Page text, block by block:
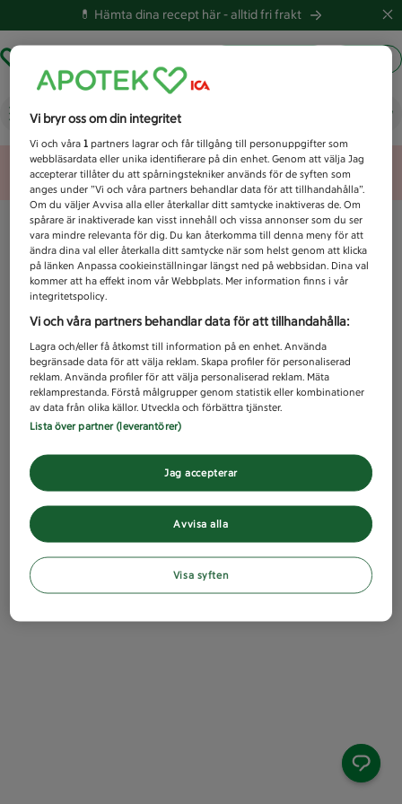
💊 Hämta dina recept här -alltid fri frakt
Vad letar du efter idag?
Unknown error
Vi bryr oss om din integritet
Vi och våra1 partners lagrar och får tillgång till personuppgifter som
webbläsardata eller unika identifierare på din enhet. Genom att välja Jag
accepterar tillåter du att spårningstekniker används för de syften som
anges under ”Vi och våra partners behandlar data för att tillhandahålla”.
Om du väljer Avvisa alla eller återkallar ditt samtycke inaktiveras de. Om
spårare är inaktiverade kan visst innehåll och vissa annonser som du ser
vara mindre relevanta för dig. Du kan återkomma till denna meny för att
ändra dina val eller återkalla ditt samtycke när som helst genom att klicka
på länken Anpassa cookieinställningar längst ned på webbsidan. Dina val
kommer att ha effekt inom vår Webbplats. Mer information finns i vår
integritetspolicy.
Vi och våra partners behandlar data för att tillhandahålla:
Lagra och/eller få åtkomst till information på en enhet. Använda
begränsade data för att välja reklam. Skapa profiler för personaliserad
reklam. Använda profiler för att välja personaliserad reklam. Mäta
reklamprestanda. Förstå målgrupper genom statistik eller kombinationer
av data från olika källor. Utveckla och förbättra tjänster.
Lista över partner (leverantörer)
Avvisa alla
Jag accepterar
Visa syften